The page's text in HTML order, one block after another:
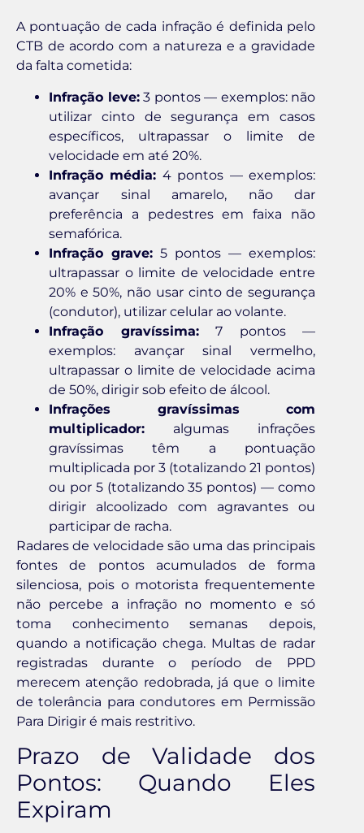
A pontuação de cada infração é definida pelo
CTB de acordo com a natureza e a gravidade
da falta cometida:
Infração leve:3 pontos — exemplos: não
utilizar cinto de segurança em casos
específicos, ultrapassar o limite de
velocidade em até 20%.
Infração média: 4 pontos — exemplos:
avançar sinal amarelo, não dar
preferência a pedestres em faixa não
semafórica.
Infração grave: 5 pontos — exemplos:
ultrapassar o limite de velocidade entre
20% e 50%, não usar cinto de segurança
(condutor), utilizar celular ao volante.
Infração gravíssima:7 pontos —
exemplos: avançar sinal vermelho,
ultrapassar o limite de velocidade acima
de 50%, dirigir sob efeito de álcool.
Infrações gravíssimas com
multiplicador: algumas infrações
gravíssimas têm a pontuação
multiplicada por 3 (totalizando 21 pontos)
ou por 5 (totalizando 35 pontos) — como
dirigir alcoolizado com agravantes ou
participar de racha.
Radares de velocidade são uma das principais
fontes de pontos acumulados de forma
silenciosa, pois o motorista frequentemente
não percebe a infração no momento e só
toma conhecimento semanas depois,
quando a notificação chega. Multas de radar
registradas durante o período de PPD
merecem atenção redobrada, já que o limite
de tolerância para condutores em Permissão
Para Dirigir é mais restritivo.
Prazo de Validade dos
Pontos: Quando Eles
Expiram